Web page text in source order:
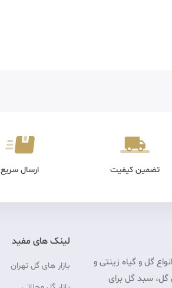
تضمین کیفیت ارسال سریع
گل و گیاه زینتی و
گل، سبد گل برای
لینک های مفید
بازار های گل تهران